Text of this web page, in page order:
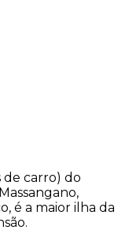
de carro) do
é a maior ilha da